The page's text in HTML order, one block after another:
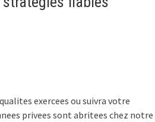
exercees ou suivra votre
privees sont abritees chez notre